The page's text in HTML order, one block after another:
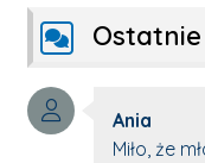
Autor
Ania
Treść
Miło, że